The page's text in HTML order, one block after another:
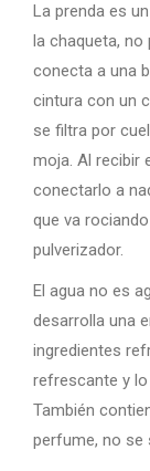
La prenda es
la chaqueta, no
conecta a una
cintura con un
se filtra por
moja. Al recibir
conectarlo a
que va
pulverizador.
El agua no es
desarrolla una
ingredientes
refrescante y
También
perfume, no se